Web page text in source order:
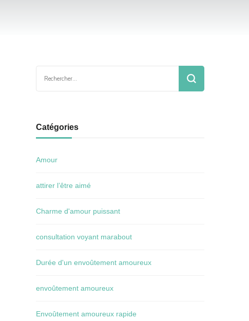
Catégories
Amour
attirer l’être aimé
Charme d'amour puissant
consultation voyant marabout
Durée d'un envoûtement amoureux
envoûtement amoureux
Envoûtement amoureux rapide